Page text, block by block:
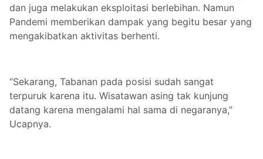
dan juga melakukan eksploitasi berlebihan. Namun
Pandemi memberikan dampak yang begitu besar yang
mengakibatkan aktivitas berhenti.
“Sekarang, Tabanan pada posisi sudah sangat
terpuruk karena itu. Wisatawan asing tak kunjung
datang karena mengalami hal sama di negaranya,”
Ucapnya.